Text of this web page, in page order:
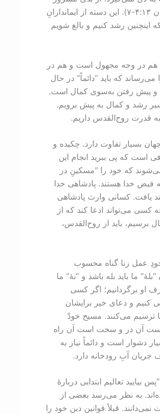
نمیشود، با حقيقت شادی میکند. با همه چیز مدارا می‌کند، همواره ايمان دارد، همیشه امیدوار است و در همه حال پایداری می‌کند (ر.ک. اول قرنتیان ۱۳:‏۴-‏۷). این دسته از ایماندارانِ
اینچنین رشد کنیم و بالغ شویم
هم در وجه مجهول است و هم در
که باید “دائماً” در حال
و پیش رفتن به‌سوی کمال است.
رشد و کمال به پیش برویم.
قدرت روح‌القدس داریم.
بسیار تفاوت دارد. چکیده و
انجیل متی بیابید. یک بار خواندنِ آن کافی است که پی ببرید انجام این
که خود را “مسکینِ در
فیض خدا هستند. پادشاهی خدا
یافت. کسانی وارث پادشاهی
کسی می‌تواند ادعا کند که از
برسیم، باید از روح‌القدس،
عمل زنا گناه محسوب
ما باید بله باشد و “نۀ” ما
او برگردانیم؛ اگر کسی
کنیم و دعای خیر برایشان
ترسیم می‌کنند. مسیح خودْ
است آن در و سخت است آن راه
کاری بسیار دشوار است و دائماً نیاز به
آبِ رودخانه دارد.
تعالیم ابتدایی دربارۀ
به نظر می‌رسد بعضی از
قبلاً قوانين دین خود را